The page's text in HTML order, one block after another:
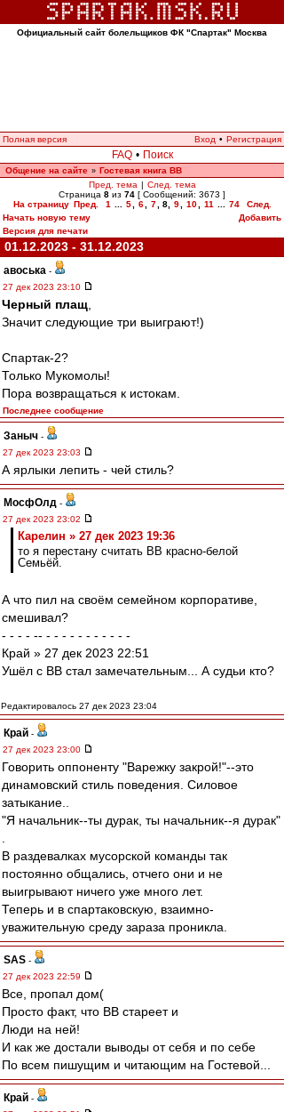
Официальный сайт болельщиков ФК "Спартак" Москва
Полная версия Вход • Регистрация
FAQ • Поиск
Общение на сайте » Гостевая книга ВВ
Пред. тема | След. тема
Страница 8 из 74 [ Сообщений: 3673 ]
На страницу Пред. 1 5 6 7 8, 9 10 11 74
След.
Начать новую тему
Добавить
Версия для печати
01.12.2023 - 31.12.2023
авоська -
27 дек 2023 23:10
Черный плащ
Значит следующие три выиграют!)
Спартак-2?
Только Мукомолы!
Пора возвращаться к истокам.
Последнее сообщение
Заныч -
27 дек 2023 23:03
А ярлыки лепить - чей стиль?
МосфОлд -
27 дек 2023 23:02
Карелин » 27 дек 2023 19:36
то я перестану считать ВВ красно-белой
Семьёй.
А что пил на своём семейном корпоративе,
смешивал?
- - - - -- - - - - - - - - - - -
Край » 27 дек 2023 22:51
Ушёл с ВВ стал замечательным... А судьи кто?
Редактировалось 27 дек 2023 23:04
Край -
27 дек 2023 23:00
Говорить оппоненту "Варежку закрой!"--это
динамовский стиль поведения. Силовое
затыкание..
"Я начальник--ты дурак, ты начальник--я дурак"
В раздевалках мусорской команды так
постоянно общались, отчего они и не
выигрывают ничего уже много лет.
Теперь и в спартаковскую, взаимно-
уважительную среду зараза проникла.
SAS -
27 дек 2023 22:59
Все, пропал дом(
Просто факт, что ВВ стареет и
Люди на ней!
И как же достали выводы от себя и по себе
По всем пишущим и читающим на Гостевой...
Край -